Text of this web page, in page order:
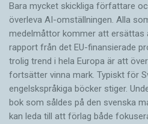
Bara mycket skickliga författare
överleva AI-omställningen. Alla
medelmåttor kommer att ersättas
rapport från det EU-finansierade
trolig trend i hela Europa är att
fortsätter vinna mark. Typiskt för
engelskspråkiga böcker stiger.
bok som såldes på den svenska
kan leda till att förlag både